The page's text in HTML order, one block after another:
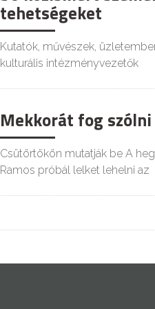
tehetségeket
Kutatók, művészek,
kulturális intézményvezetők
Mekkorát fog
Csütörtökön mutatják be A
Ramos próbál lelket lehelni az